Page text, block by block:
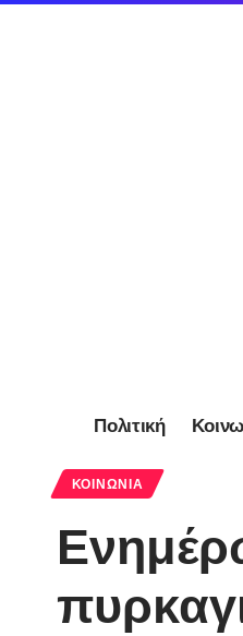
Πολιτική
ΚΟΙΝΩΝΊΑ